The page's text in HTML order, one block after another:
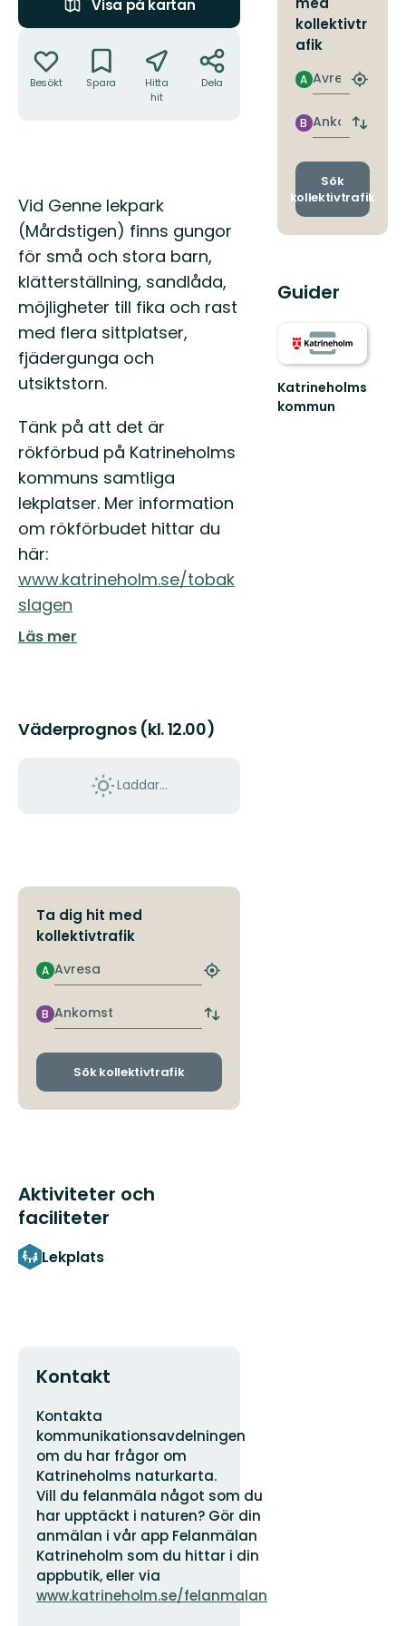
Visa på kartan
Besökt Spara
Hitta
hit
Dela
Beskrivning
Vid Genne lekpark
(Mårdstigen) finns gungor
för små och stora barn,
klätterställning, sandlåda,
möjligheter till fika och rast
med flera sittplatser,
fjädergunga och
utsiktstorn.
Tänk på att det är
rökförbud på Katrineholms
kommuns samtliga
lekplatser. Mer information
om rökförbudet hittar du
här:
www.katrineholm.se/tobak
slagen
Läs mer
Väderprognos (kl. 12.00)
Laddar...
Ta dig hit med
kollektivtrafik
Avresa
A
Hitta
hållplats
Ankomst
B
Byt
och
Sök kollektivtrafik
Aktiviteter och
faciliteter
Lekplats
Kontakt
Adress
Kontakta
kommunikationsavdelningen
om du har frågor om
Katrineholms naturkarta.
Vill du felanmäla något som du
har upptäckt i naturen? Gör din
anmälan i vår app Felanmälan
Katrineholm som du hittar i din
appbutik, eller via
www.katrineholm.se/felanmalan
kollektivtr
afik
Avresa
A
Hitta
Ankomst
B
Byt
och
Sök
kollektivtrafik
Guider
Katrineholms
kommun